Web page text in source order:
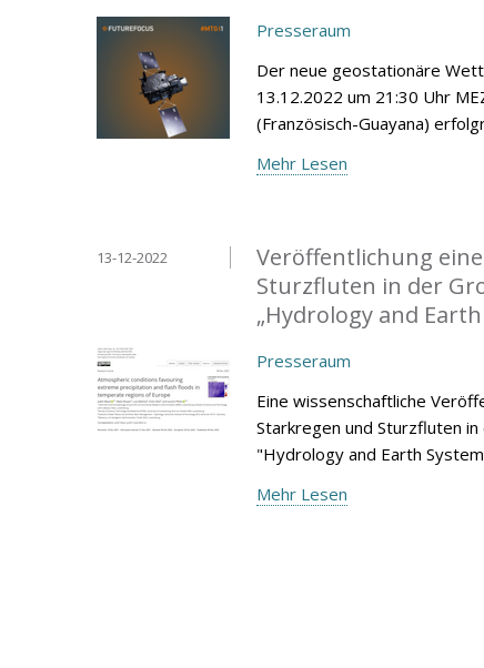
Presseraum
Der neue geostationäre
13.12.2022 um 21:30 Uhr
(Französisch-Guayana)
Mehr Lesen
Veröffentlichung
Sturzfluten in der
„Hydrology and Earth
13-12-2022
Presseraum
Eine wissenschaftliche
Starkregen und Sturzfluten
"Hydrology and Earth
Mehr Lesen